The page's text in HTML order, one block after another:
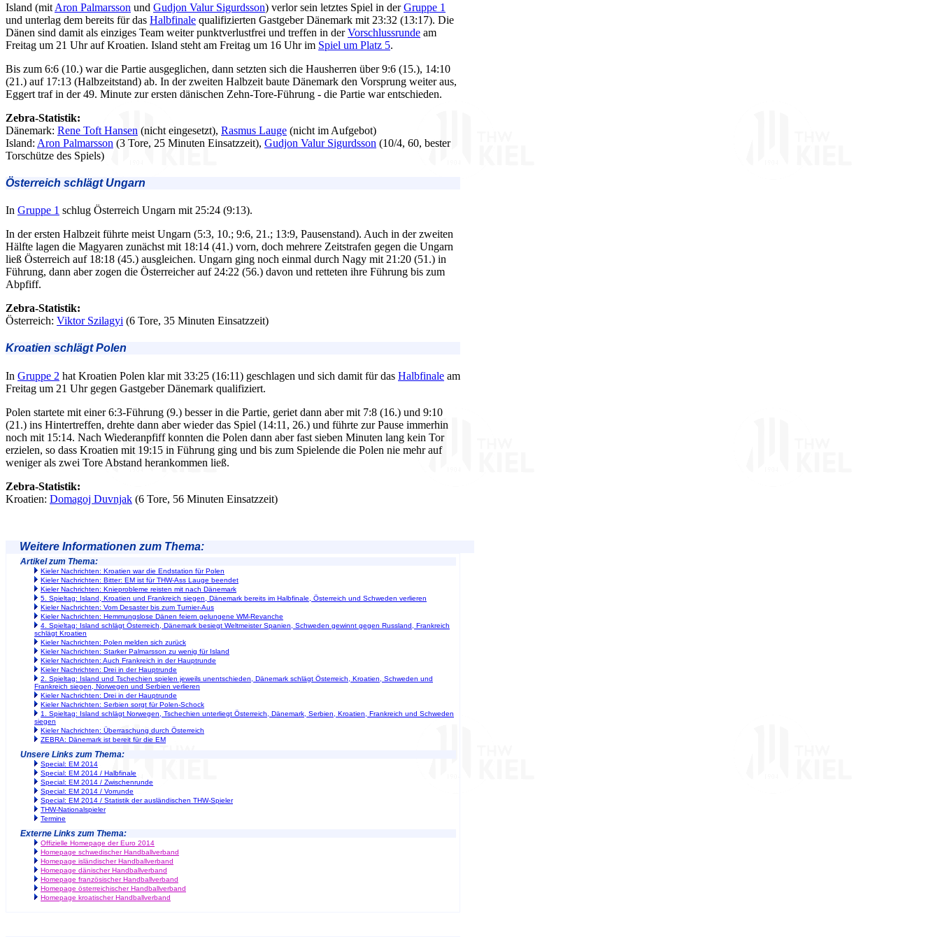
Island (mit Aron Palmarsson und Gudjon Valur Sigurdsson) verlor sein letztes Spiel in derGruppe 1
und unterlag dem bereits für das Halbfinale qualifizierten Gastgeber Dänemark mit 23:32 (13:17). Die
Dänen sind damit als einziges Team weiter punktverlustfrei und treffen in derVorschlussrunde am
Freitag um 21 Uhr auf Kroatien. Island steht am Freitag um 16 Uhr im Spiel um Platz 5.
Bis zum 6:6 (10.) war die Partie ausgeglichen, dann setzten sich die Hausherren über 9:6 (15.), 14:10
(21.) auf 17:13 (Halbzeitstand) ab. In der zweiten Halbzeit baute Dänemark den Vorsprung weiter aus,
Eggert traf in der 49. Minute zur ersten dänischen Zehn-Tore-Führung - die Partie war entschieden.
Zebra-Statistik:
Dänemark: Rene Toft Hansen (nicht eingesetzt), Rasmus Lauge (nicht im Aufgebot)
Island: Aron Palmarsson (3 Tore, 25 Minuten Einsatzzeit), Gudjon Valur Sigurdsson (10/4, 60, bester
Torschütze des Spiels)
Österreich schlägt Ungarn
In Gruppe 1 schlug Österreich Ungarn mit 25:24 (9:13).
In der ersten Halbzeit führte meist Ungarn (5:3, 10.; 9:6, 21.; 13:9, Pausenstand). Auch in der zweiten
Hälfte lagen die Magyaren zunächst mit 18:14 (41.) vorn, doch mehrere Zeitstrafen gegen die Ungarn
ließ Österreich auf 18:18 (45.) ausgleichen. Ungarn ging noch einmal durch Nagy mit 21:20 (51.) in
Führung, dann aber zogen die Österreicher auf 24:22 (56.) davon und retteten ihre Führung bis zum
Abpfiff.
Zebra-Statistik:
Österreich: Viktor Szilagyi (6 Tore, 35 Minuten Einsatzzeit)
Kroatien schlägt Polen
In Gruppe 2 hat Kroatien Polen klar mit 33:25 (16:11) geschlagen und sich damit für das Halbfinale am
Freitag um 21 Uhr gegen Gastgeber Dänemark qualifiziert.
Polen startete mit einer 6:3-Führung (9.) besser in die Partie, geriet dann aber mit 7:8 (16.) und 9:10
(21.) ins Hintertreffen, drehte dann aber wieder das Spiel (14:11, 26.) und führte zur Pause immerhin
noch mit 15:14. Nach Wiederanpfiff konnten die Polen dann aber fast sieben Minuten lang kein Tor
erzielen, so dass Kroatien mit 19:15 in Führung ging und bis zum Spielende die Polen nie mehr auf
weniger als zwei Tore Abstand herankommen ließ.
Zebra-Statistik:
Kroatien: Domagoj Duvnjak (6 Tore, 56 Minuten Einsatzzeit)
Weitere Informationen zum Thema:
Artikel zum Thema:
Kieler Nachrichten: Kroatien war die Endstation für Polen
Kieler Nachrichten: Bitter: EM ist für THW-Ass Lauge beendet
Kieler Nachrichten: Knieprobleme reisten mit nach Dänemark
5. Spieltag: Island, Kroatien und Frankreich siegen, Dänemark bereits im Halbfinale, Österreich und Schweden verlieren
Kieler Nachrichten: Vom Desaster bis zum Turnier-Aus
Kieler Nachrichten: Hemmungslose Dänen feiern gelungene WM-Revanche
4. Spieltag: Island schlägt Österreich, Dänemark besiegt Weltmeister Spanien, Schweden gewinnt gegen Russland, Frankreich
schlägt Kroatien
Kieler Nachrichten: Polen melden sich zurück
Kieler Nachrichten: Starker Palmarsson zu wenig für Island
Kieler Nachrichten: Auch Frankreich in der Hauptrunde
Kieler Nachrichten: Drei in der Hauptrunde
2. Spieltag: Island und Tschechien spielen jeweils unentschieden, Dänemark schlägt Österreich, Kroatien, Schweden und
Frankreich siegen, Norwegen und Serbien verlieren
Kieler Nachrichten: Drei in der Hauptrunde
Kieler Nachrichten: Serbien sorgt für Polen-Schock
1. Spieltag: Island schlägt Norwegen, Tschechien unterliegt Österreich, Dänemark, Serbien, Kroatien, Frankreich und Schweden
siegen
Kieler Nachrichten: Überraschung durch Österreich
ZEBRA: Dänemark ist bereit für die EM
Unsere Links zum Thema:
Special: EM 2014
Special: EM 2014 / Halbfinale
Special: EM 2014 / Zwischenrunde
Special: EM 2014 / Vorrunde
Special: EM 2014 / Statistik der ausländischen THW-Spieler
THW-Nationalspieler
Termine
Externe Links zum Thema:
Offizielle Homepage der Euro 2014
Homepage schwedischer Handballverband
Homepage isländischer Handballverband
Homepage dänischer Handballverband
Homepage französischer Handballverband
Homepage österreichischer Handballverband
Homepage kroatischer Handballverband